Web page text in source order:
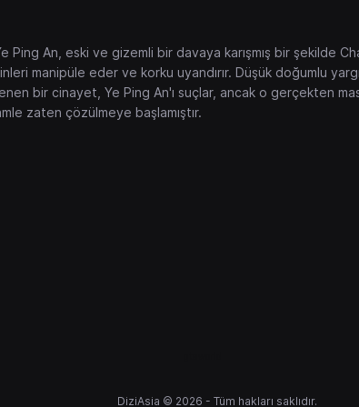
Ping An, eski ve gizemli bir davaya karışmış bir şekilde
manipüle eder ve korku uyandırır. Düşük doğumlu
bir cinayet, Ye Ping An'ı suçlar, ancak o gerçekten
zaten çözülmeye başlamıştır.
DiziAsia © 2026 - Tüm hakları saklıdır.